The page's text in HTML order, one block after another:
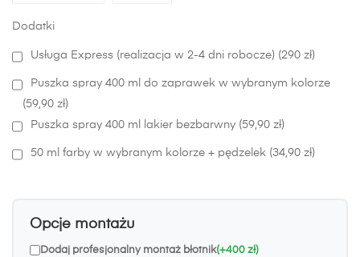
Dodatki
Usługa Express (realizacja w 2-4 dni robocze) (290 zł)
Puszka spray 400 ml do zaprawek w wybranym kolorze
(59,90 zł)
Puszka spray 400 ml lakier bezbarwny (59,90 zł)
50 ml farby w wybranym kolorze + pędzelek (34,90 zł)
Opcje montażu
Dodaj profesjonalny montaż błotnik(+400 zł)